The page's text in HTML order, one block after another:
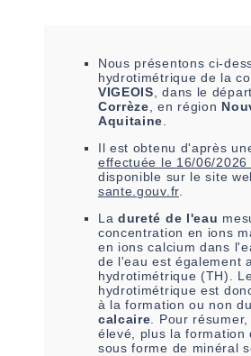
Nous présentons ci-
hydrotimétrique de la
VIGEOIS , dans le
Corrèze , en région
Aquitaine
Il est obtenu d'après
effectuée le 16/06/2026
disponible sur le site
sante.gouv.fr.
La dureté de l'eau
concentration en ions
en ions calcium dans
de l'eau est également
hydrotimétrique (TH).
hydrotimétrique est
à la formation ou non
calcaire . Pour
élevé, plus la formation
sous forme de minéral